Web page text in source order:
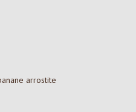
von 5 von 5 Sternen
arrostite